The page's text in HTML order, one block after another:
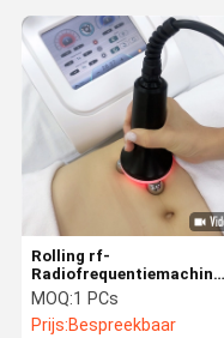
Rolling rf-
Radiofrequentiemachine
voor Gezicht het
Opheffen
MOQ:1 PCs
Prijs:Bespreekbaar